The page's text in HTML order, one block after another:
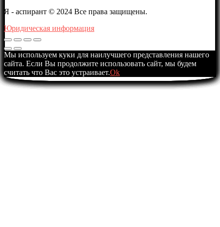
Я - аспирант © 2024 Все права защищены.
Юридическая информация
Мы используем куки для наилучшего представления нашего
сайта. Если Вы продолжите использовать сайт, мы будем
считать что Вас это устраивает.Ok